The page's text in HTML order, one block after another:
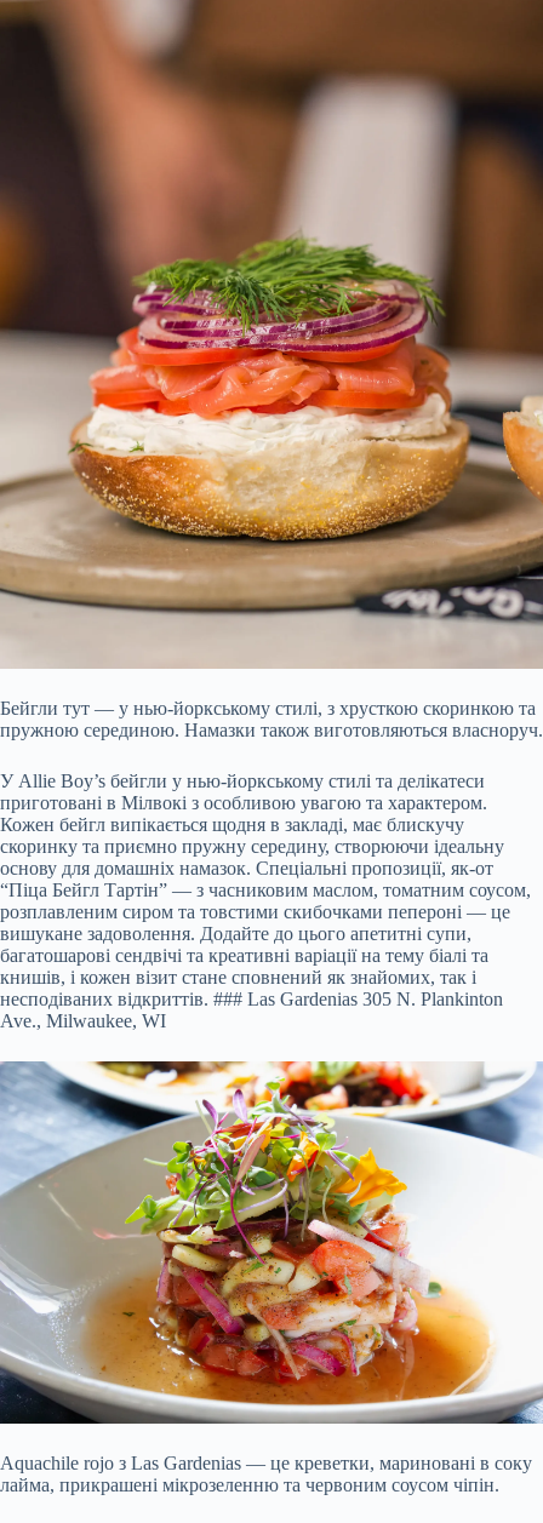
Бейгли тут — у нью-йоркському стилі, з хрусткою скоринкою та
пружною серединою. Намазки також виготовляються власноруч.
У Allie Boy’s бейгли у нью-йоркському стилі та делікатеси
приготовані в Мілвокі з особливою увагою та характером.
Кожен бейгл випікається щодня в закладі, має блискучу
скоринку та приємно пружну середину, створюючи ідеальну
основу для домашніх намазок. Спеціальні пропозиції, як-от
“Піца Бейгл Тартін” — з часниковим маслом, томатним соусом,
розплавленим сиром та товстими скибочками пепероні — це
вишукане задоволення. Додайте до цього апетитні супи,
багатошарові сендвічі та креативні варіації на тему біалі та
книшів, і кожен візит стане сповнений як знайомих, так і
несподіваних відкриттів. ### Las Gardenias 305 N. Plankinton
Ave., Milwaukee, WI
Aquachile rojo з Las Gardenias — це креветки, мариновані в соку
лайма, прикрашені мікрозеленню та червоним соусом чіпін.